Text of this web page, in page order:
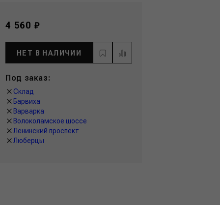
4 560 ₽
НЕТ В НАЛИЧИИ
Под заказ:
Склад
Барвиха
Варварка
Волоколамское шоссе
Ленинский проспект
Люберцы